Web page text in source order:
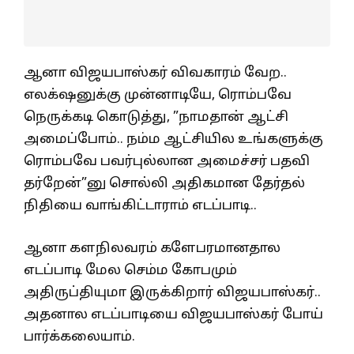
ஆனா விஜயபாஸ்கர் விவகாரம் வேற..
எலக்‌ஷனுக்கு முன்னாடியே, ரொம்பவே
நெருக்கடி கொடுத்து, ”நாமதான் ஆட்சி
அமைப்போம்.. நம்ம ஆட்சியில உங்களுக்கு
ரொம்பவே பவர்புல்லான அமைச்சர் பதவி
தர்றேன்”னு சொல்லி அதிகமான தேர்தல்
நிதியை வாங்கிட்டாராம் எடப்பாடி..
ஆனா களநிலவரம் களேபரமானதால
எடப்பாடி மேல செம்ம கோபமும்
அதிருப்தியுமா இருக்கிறார் விஜயபாஸ்கர்..
அதனால எடப்பாடியை விஜயபாஸ்கர் போய்
பார்க்கலையாம்.